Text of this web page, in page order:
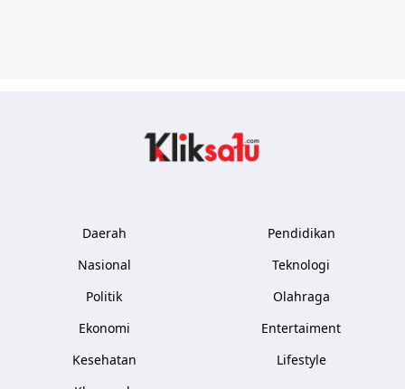
Daerah
Nasional
Politik
Ekonomi
Kesehatan
Pendidikan
Teknologi
Olahraga
Entertaiment
Lifestyle